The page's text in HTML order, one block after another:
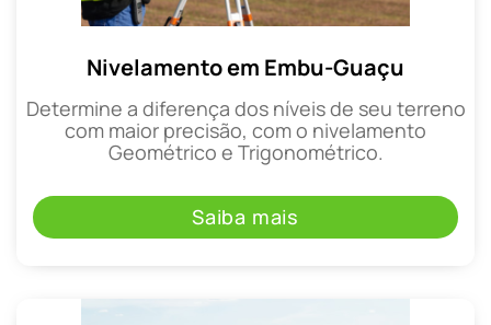
Nivelamento em Embu-Guaçu
Determine a diferença dos níveis de seu terreno
com maior precisão, com o nivelamento
Geométrico e Trigonométrico.
Saiba mais